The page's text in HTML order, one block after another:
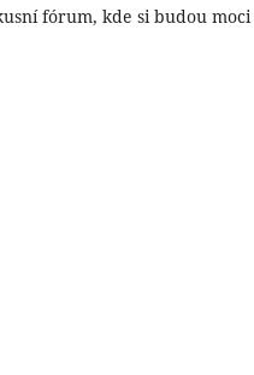
fórum, kde si budou moci